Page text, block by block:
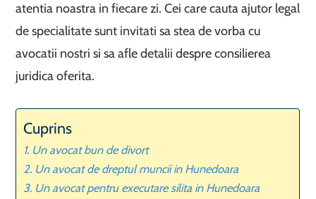
atentia noastra in fiecare zi. Cei care cauta ajutor legal
de specialitate sunt invitati sa stea de vorba cu
avocatii nostri si sa afle detalii despre consilierea
juridica oferita.
Cuprins
Un avocat bun de divort
Un avocat de dreptul muncii in Hunedoara
Un avocat pentru executare silita in Hunedoara